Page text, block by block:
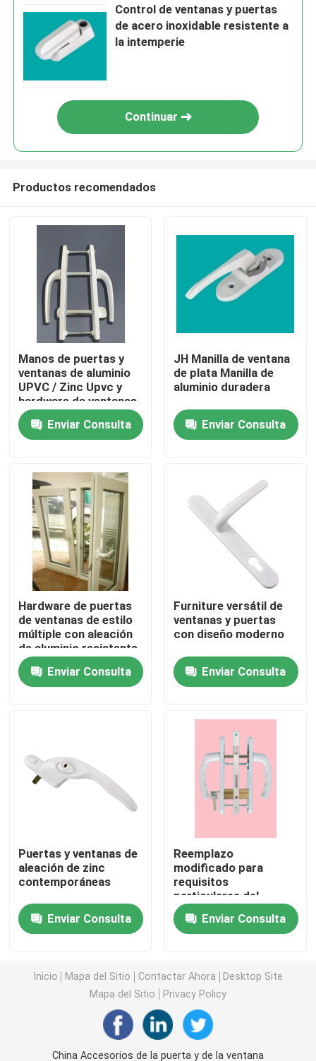
Productos
vídeos
Sobre nosotros
Viaje de la fábrica
Control de calidad
Éntrenos en contacto con
Pida una cita
Perfiles de la protuberancia de UPVC
ventana de desplazamiento del upvc
Puerta francesa de UPVC
Puertas de aluminio de la rotura termal
Control de ventanas y puertas
de acero inoxidable resistente a
la intemperie
Continuar
Productos recomendados
Manos de puertas y
ventanas de aluminio
UPVC / Zinc Upvc y
hardware de ventanas
de aluminio
Enviar Consulta
JH Manilla de ventana
de plata Manilla de
aluminio duradera
Enviar Consulta
Hardware de puertas
de ventanas de estilo
múltiple con aleación
de aluminio resistente
a la intemperie
Enviar Consulta
Furniture versátil de
ventanas y puertas
con diseño moderno
Enviar Consulta
Puertas y ventanas de
aleación de zinc
contemporáneas
Enviar Consulta
Reemplazo
modificado para
requisitos
particulares del
tirador de puerta de la
ventana de la ventana
y del hardware UPVC
Enviar Consulta
Inicio Mapa del Sitio Contactar Ahora
Desktop Site
Mapa del Sitio
Privacy Policy
China Accesorios de la puerta y de la ventana